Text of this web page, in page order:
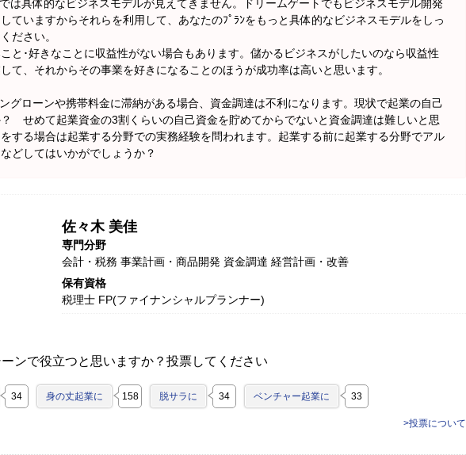
は具体的なビジネスモデルが見えてきません。ドリームゲートでもビジネスモデル開発
ていますからそれらを利用して、あなたのﾌﾟﾗﾝをもっと具体的なビジネスモデルをしっ
ださい。
と･好きなことに収益性がない場合もあります。儲かるビジネスがしたいのなら収益性
て、それからその事業を好きになることのほうが成功率は高いと思います。
グローンや携帯料金に滞納がある場合、資金調達は不利になります。現状で起業の自己
せめて起業資金の3割くらいの自己資金を貯めてからでないと資金調達は難しいと思
する場合は起業する分野での実務経験を問われます。起業する前に起業する分野でアル
どしてはいかがでしょうか？
佐々木 美佳
専門分野
会計・税務 事業計画・商品開発 資金調達 経営計画・改善
保有資格
税理士 FP(ファイナンシャルプランナー)
ンで役立つと思いますか？投票してください
34 身の丈起業に 158 脱サラに 34 ベンチャー起業に 33
>投票について